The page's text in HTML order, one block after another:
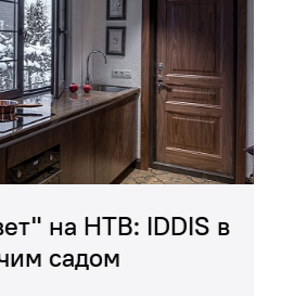
подсветкой с
и диммером,
яркость
стеклянными полками
на НТВ: IDDIS в
садом